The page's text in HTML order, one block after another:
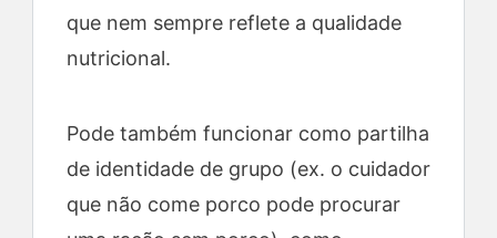
que nem sempre reflete a qualidade
nutricional.
Pode também funcionar como partilha
de identidade de grupo (ex. o cuidador
que não come porco pode procurar